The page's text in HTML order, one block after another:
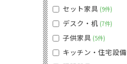
セット家具 9件
デスク・机 7件
子供家具 5件
キッチン・住宅設備